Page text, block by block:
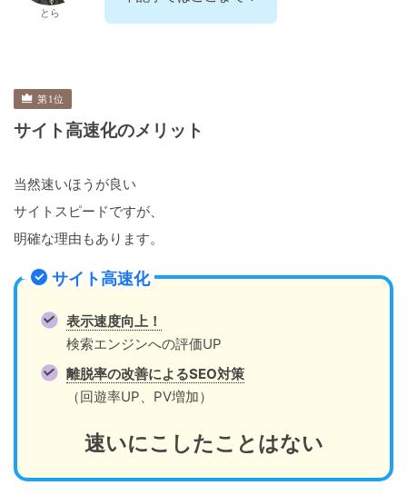
とら
サイト高速化のメリット
当然速いほうが良い
サイトスピードですが、
明確な理由もあります。
サイト高速化
表示速度向上！
検索エンジンへの評価UP
離脱率の改善によるSEO対策
（回遊率UP、PV増加）
速いにこしたことはない